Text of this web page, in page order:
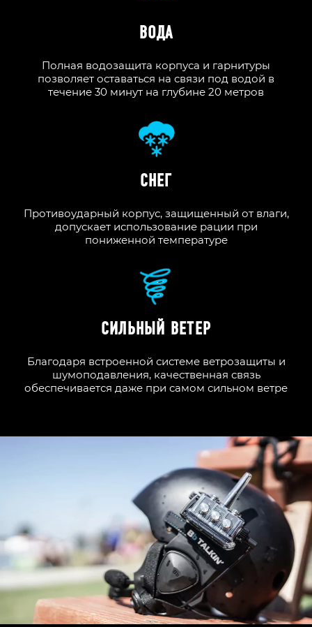
ВОДА
Полная водозащита корпуса и гарнитуры
позволяет оставаться на связи под водой в
течение 30 минут на глубине 20 метров
СНЕГ
Противоударный корпус, защищенный от влаги,
допускает использование рации при
пониженной температуре
СИЛЬНЫЙ ВЕТЕР
Благодаря встроенной системе ветрозащиты и
шумоподавления, качественная связь
обеспечивается даже при самом сильном ветре